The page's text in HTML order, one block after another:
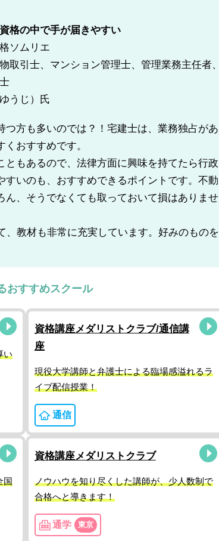
格の中で手が届きやすい
ソムリエ
取引士、マンション管理士、管理業務主任者、
うじ）氏
つ方も多いのでは？！宅建士は、業務独占があ
おすすめです。
もあるので、法律方面に興味を持てたら行政
いのも、おすすめできるポイントです。不動
ん、そうでなくても取っておいて損はありませ
、教材も非常に充実しています。好みのものを
おすすめスクール
い
資格講座メダリストクラブ/通信講
座
現役大学講師と弁護士による臨場感溢れるラ
イブ配信授業！
通信
国
資格講座メダリストクラブ
ノウハウを知り尽くした講師が、少人数制で
合格へと導きます！
通学 東京